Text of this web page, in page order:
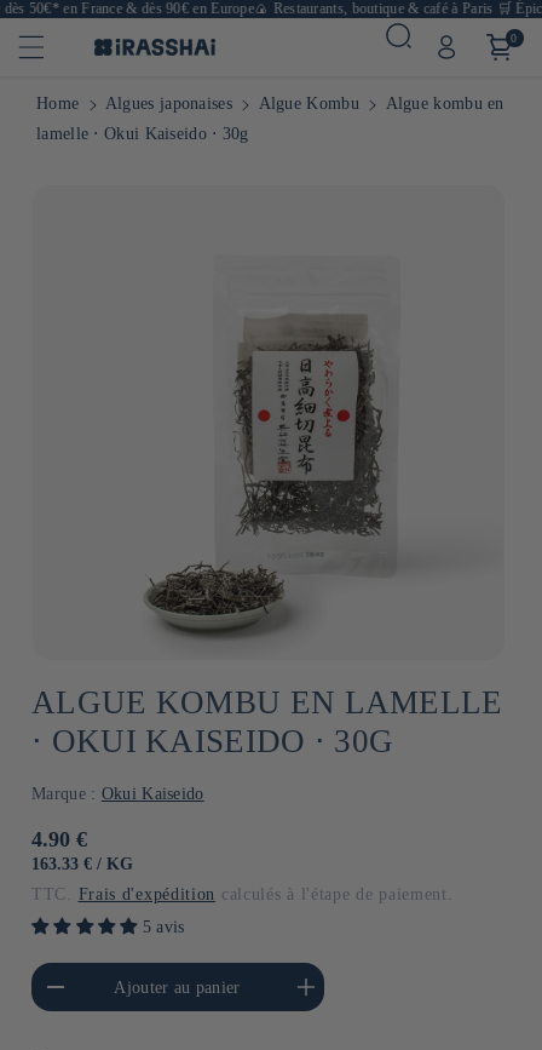
50€* en France & dès 90€ en Europe🍙 Restaurants, boutique & café à Paris🛒
0
Home Algues japonaises Algue Kombu
Algue kombu en
lamelle ⋅ Okui Kaiseido ⋅ 30g
ALGUE KOMBU EN LAMELLE
⋅ OKUI KAISEIDO ⋅ 30G
Marque : Okui Kaiseido
Prix
habituel
4.90 €
PRIX
163.33 € / PAR
KG
TTC. Frais d'expédition calculés à l'étape de paiement.
5 avis
quantité de Default
Title
Ajouter au panier
Augmenter la quantité de
Default Title